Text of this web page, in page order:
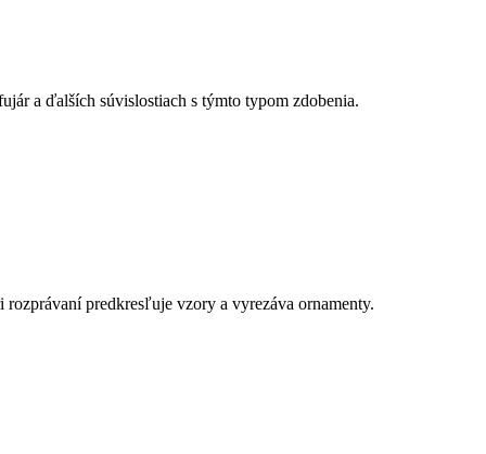
a ďalších súvislostiach s týmto typom zdobenia.
predkresľuje vzory a vyrezáva ornamenty.